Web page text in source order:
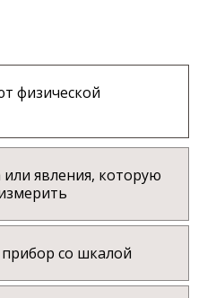
физической
или явления, которую
со шкалой